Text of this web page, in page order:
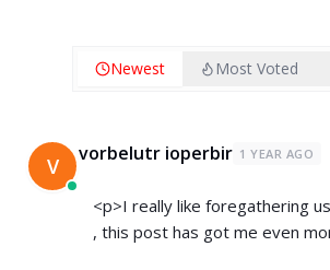
Newest Most Voted
V vorbelutr ioperbir 1 YEAR AGO
<p>I really like foregathering
, this post has got me even